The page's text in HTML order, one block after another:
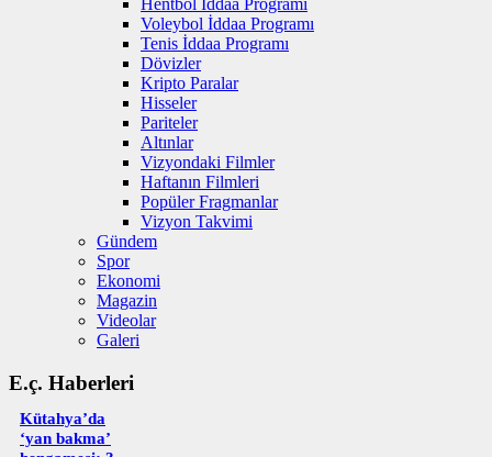
Hentbol İddaa Programı
Voleybol İddaa Programı
Tenis İddaa Programı
Dövizler
Kripto Paralar
Hisseler
Pariteler
Altınlar
Vizyondaki Filmler
Haftanın Filmleri
Popüler Fragmanlar
Vizyon Takvimi
Gündem
Spor
Ekonomi
Magazin
Videolar
Galeri
E.ç. Haberleri
Kütahya’da
‘yan bakma’